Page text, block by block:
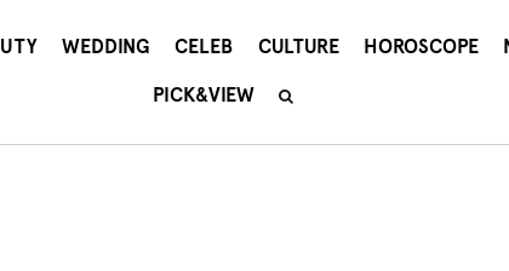
WEDDING CELEB CULTURE HOROSCOPE
PICK&VIEW